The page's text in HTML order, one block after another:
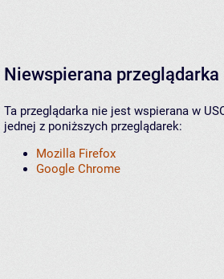
Niewspierana przeglądarka
Ta przeglądarka nie jest wspierana w
jednej z poniższych przeglądarek:
Mozilla Firefox
Google Chrome